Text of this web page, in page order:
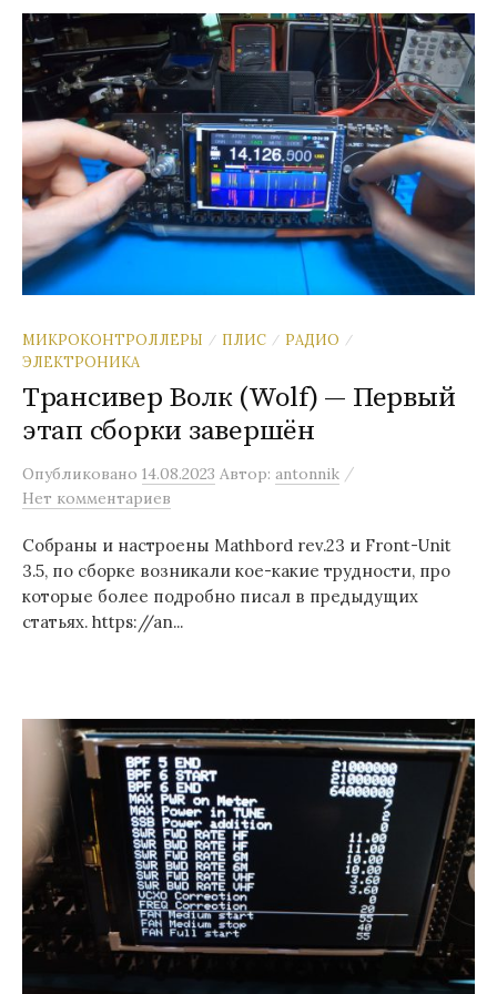
МИКРОКОНТРОЛЛЕРЫ / ПЛИС / РАДИО /
ЭЛЕКТРОНИКА
Tрансивер Волк (Wolf) — Первый
этап сборки завершён
Опубликовано 14.08.2023 Автор: antonnik /
Нет комментариев
Собраны и настроены Mathbord rev.23 и Front-Unit
3.5, по сборке возникали кое-какие трудности, про
которые более подробно писал в предыдущих
статьях. https://an...